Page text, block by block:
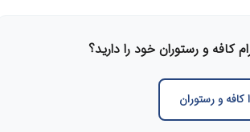
و رستوران خود را دارید؟
و رستوران